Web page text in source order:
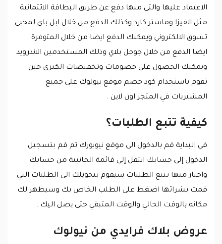
الاعتماد عليها والتي منها دفع عن طريق البطاقة الائتمانية
مثل الفيزا وماستر كارد وكذلك الدفع من خلال ابل باي لمحبي
تسوق الالكتروني ويمكنك الدفع ايضا من خلال المتوفرة
ايضا الدفع من خلال جوجل بلاي وذلك المستخدمين الاندرويد
ويمكنك الحصول على خصومات وتخفيضات الكبرى حين
تقوم باستخدام كود خصم موقع نيولوك على جميع
المشتريات في المتجر اون لاين .
كيفية تتبع الطلبات؟
في البداية قم بالدخول الى موقع نيويورك ثم قم بتسجيل
الدخول إلى حسابك انتقل إلى قائمة الجانبية من حسابك
واختار منها تتبع الطلبات سيقوم بتحويلك الى الطلبات التي
قمت بشرائها اضغط على الطلب الخاص بك وسيظهر لك
مكانه بالوقت الحالي والوقت المتبقي حتى يصل اليك .
عروض بلاك فرايدي من نيولوك